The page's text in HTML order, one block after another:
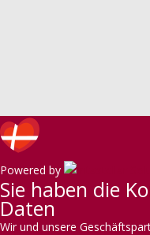
Powered by
Sie haben die
Daten
Wir und unsere